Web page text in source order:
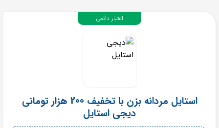
استایل مردانه بزن با تخفیف 200 هزار تومانی
دیجی استایل
اعتبار دائمی